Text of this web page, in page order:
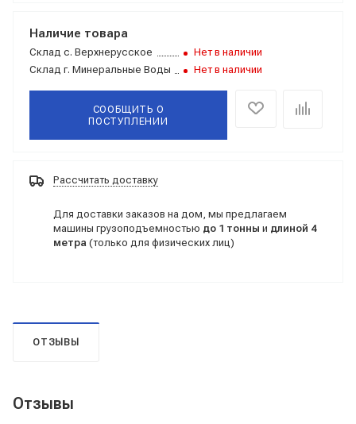
Наличие товара
Склад с. Верхнерусское
Нет в наличии
Склад г. Минеральные Воды Нет в наличии
СООБЩИТЬ О
ПОСТУПЛЕНИИ
Рассчитать доставку
Для доставки заказов на дом, мы предлагаем
машины грузоподъемностью до 1 тонны и длиной 4
метра (только для физических лиц)
ОТЗЫВЫ
Отзывы